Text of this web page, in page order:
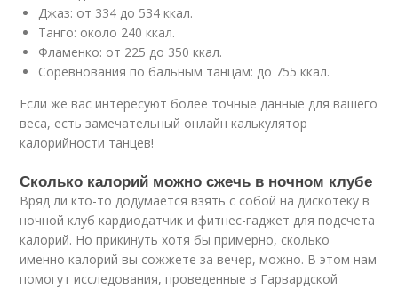
Джаз: от 334 до 534 ккал.
Танго: около 240 ккал.
Фламенко: от 225 до 350 ккал.
Соревнования по бальным танцам: до 755 ккал.
Если же вас интересуют более точные данные для вашего
веса, есть замечательный онлайн калькулятор
калорийности танцев!
Сколько калорий можно сжечь в ночном клубе
Вряд ли кто-то додумается взять с собой на дискотеку в
ночной клуб кардиодатчик и фитнес-гаджет для подсчета
калорий. Но прикинуть хотя бы примерно, сколько
именно калорий вы сожжете за вечер, можно. В этом нам
помогут исследования, проведенные в Гарвардской